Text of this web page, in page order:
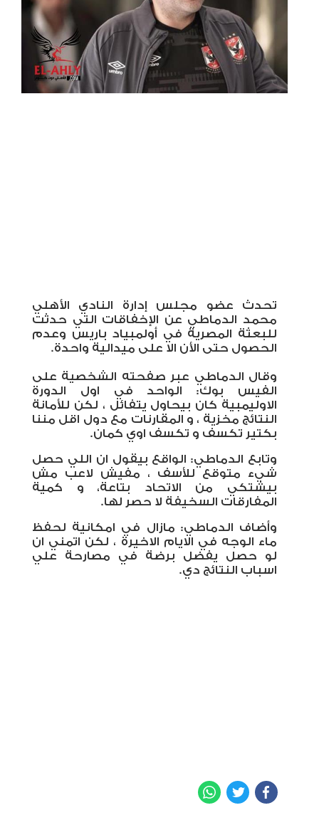
تحدث عضو مجلس إدارة النادي الأهلي
محمد الدماطي عن الإخفاقات التي حدثت
للبعثة المصرية في أولمبياد باريس وعدم
الحصول حتى الأن الا على ميدالية واحدة.
وقال الدماطي عبر صفحته الشخصية على
الفيس بوك: الواحد في اول الدورة
الاوليمبية كان بيحاول يتفائل ، لكن للأمانة
النتائج مخزية ، و المقارنات مع دول اقل مننا
بكتير تكسف و تكسف اوي كمان.
وتابع الدماطي: الواقع بيقول ان اللي حصل
شيء متوقع للأسف ، مفيش لاعب مش
بيشتكي من الاتحاد بتاعة،
و كمية
المفارقات السخيفة لا حصر لها.
وأضاف الدماطي: مازال في امكانية لحفظ
ماء الوجه في الايام الاخيرة ، لكن اتمني ان
لو حصل يفضل برضة في مصارحة علي
اسباب النتائج دي.
Facebook
Twitter